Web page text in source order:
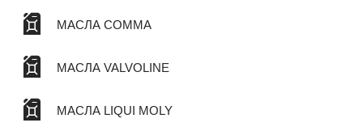
МАСЛА COMMA
МАСЛА VALVOLINE
МАСЛА LIQUI MOLY